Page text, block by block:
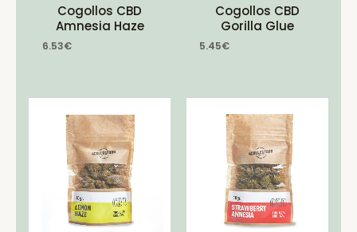
Cogollos CBD
Amnesia Haze
6.53€
Cogollos CBD
Gorilla Glue
5.45€